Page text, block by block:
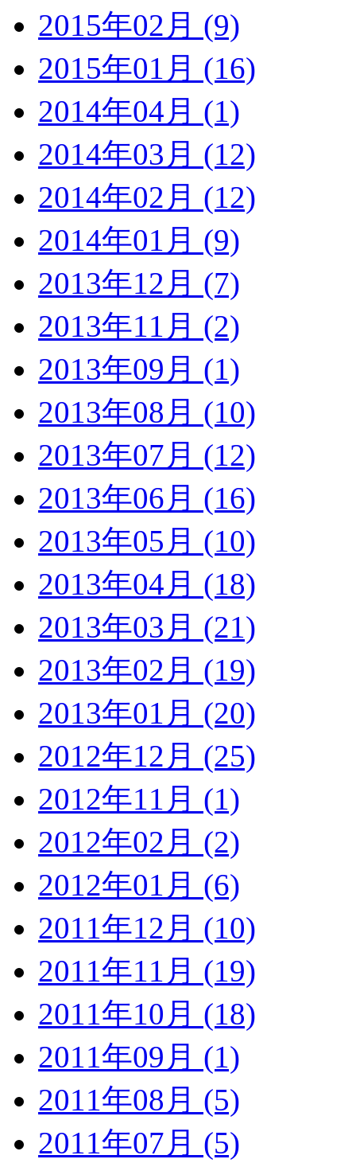
2015年02月 (9)
2015年01月 (16)
2014年04月 (1)
2014年03月 (12)
2014年02月 (12)
2014年01月 (9)
2013年12月 (7)
2013年11月 (2)
2013年09月 (1)
2013年08月 (10)
2013年07月 (12)
2013年06月 (16)
2013年05月 (10)
2013年04月 (18)
2013年03月 (21)
2013年02月 (19)
2013年01月 (20)
2012年12月 (25)
2012年11月 (1)
2012年02月 (2)
2012年01月 (6)
2011年12月 (10)
2011年11月 (19)
2011年10月 (18)
2011年09月 (1)
2011年08月 (5)
2011年07月 (5)